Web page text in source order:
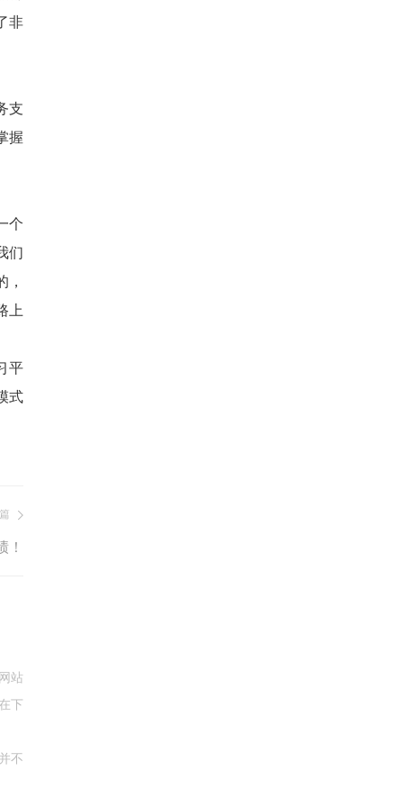
非
支
握
个
们
，
上
平
式
！
站
下
不